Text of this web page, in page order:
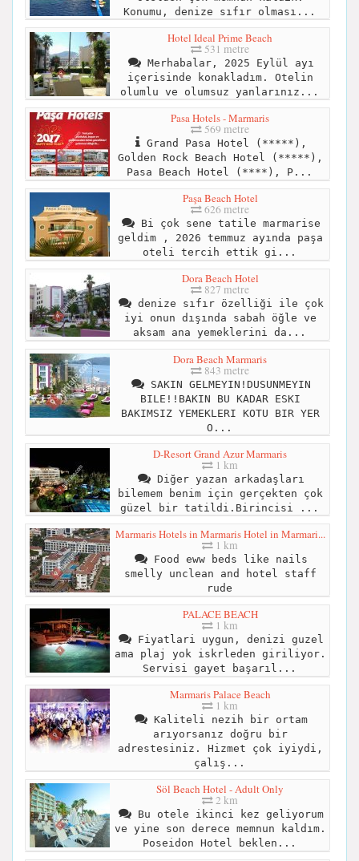
Konumu, denize sıfır olması...
Hotel Ideal Prime Beach
531 metre
Merhabalar, 2025 Eylül ayı
içerisinde konakladım. Otelin
olumlu ve olumsuz yanlarınız...
Pasa Hotels - Marmaris
569 metre
Grand Pasa Hotel (*****),
Golden Rock Beach Hotel (*****),
Pasa Beach Hotel (****), P...
Paşa Beach Hotel
626 metre
Bi çok sene tatile marmarise
geldim , 2026 temmuz ayında paşa
oteli tercih ettik gi...
Dora Beach Hotel
827 metre
denize sıfır özelliği ile çok
iyi onun dışında sabah öğle ve
aksam ana yemeklerini da...
Dora Beach Marmaris
843 metre
SAKIN GELMEYIN!DUSUNMEYIN
BILE!!BAKIN BU KADAR ESKI
BAKIMSIZ YEMEKLERI KOTU BIR YER
O...
D-Resort Grand Azur Marmaris
1 km
Diğer yazan arkadaşları
bilemem benim için gerçekten çok
güzel bir tatildi.Birincisi ...
Marmaris Hotels in Marmaris Hotel in Marmari...
1 km
Food eww beds like nails
smelly unclean and hotel staff
rude
PALACE BEACH
1 km
Fiyatlari uygun, denizi guzel
ama plaj yok iskrleden giriliyor.
Servisi gayet başarıl...
Marmaris Palace Beach
1 km
Kaliteli nezih bir ortam
arıyorsanız doğru bir
adrestesiniz. Hizmet çok iyiydi,
çalış...
Söl Beach Hotel - Adult Only
2 km
Bu otele ikinci kez geliyorum
ve yine son derece memnun kaldım.
Poseidon Hotel beklen...